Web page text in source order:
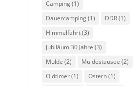
Camping(1)
Dauercamping(1) DDR(1)
Himmelfahrt(3)
Jubiläum 30 Jahre (3)
Mulde (2) Muldestausee (2)
Oldtimer(1) Ostern(1)